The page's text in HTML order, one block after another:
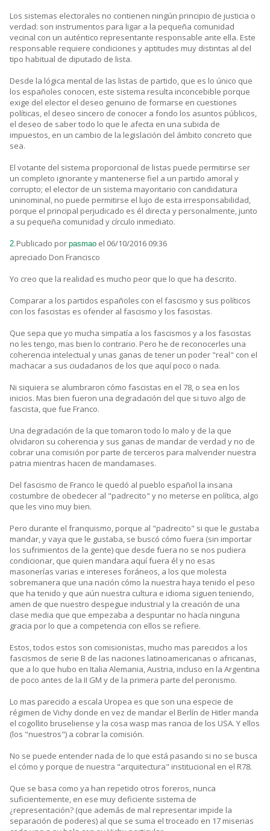
Los sistemas electorales no contienen ningún principio de justicia o
verdad: son instrumentos para ligar a la pequeña comunidad
vecinal con un auténtico representante responsable ante ella. Este
responsable requiere condiciones y aptitudes muy distintas al del
tipo habitual de diputado de lista.
Desde la lógica mental de las listas de partido, que es lo único que
los españoles conocen, este sistema resulta inconcebible porque
exige del elector el deseo genuino de formarse en cuestiones
políticas, el deseo sincero de conocer a fondo los asuntos públicos,
el deseo de saber todo lo que le afecta en una subida de
impuestos, en un cambio de la legislación del ámbito concreto que
sea.
El votante del sistema proporcional de listas puede permitirse ser
un completo ignorante y mantenerse fiel a un partido amoral y
corrupto; el elector de un sistema mayoritario con candidatura
uninominal, no puede permitirse el lujo de esta irresponsabilidad,
porque el principal perjudicado es él directa y personalmente, junto
a su pequeña comunidad y círculo inmediato.
2. Publicado por pasmao el 06/10/2016 09:36
apreciado Don Francisco
Yo creo que la realidad es mucho peor que lo que ha descrito.
Comparar a los partidos españoles con el fascismo y sus políticos
con los fascistas es ofender al fascismo y los fascistas.
Que sepa que yo mucha simpatía a los fascismos y a los fascistas
no les tengo, mas bien lo contrario. Pero he de reconocerles una
coherencia intelectual y unas ganas de tener un poder "real" con el
machacar a sus ciudadanos de los que aquí poco o nada.
Ni siquiera se alumbraron cómo fascistas en el 78, o sea en los
inicios. Mas bien fueron una degradación del que si tuvo algo de
fascista, que fue Franco.
Una degradación de la que tomaron todo lo malo y de la que
olvidaron su coherencia y sus ganas de mandar de verdad y no de
cobrar una comisión por parte de terceros para malvender nuestra
patria mientras hacen de mandamases.
Del fascismo de Franco le quedó al pueblo español la insana
costumbre de obedecer al "padrecito" y no meterse en política, algo
que les vino muy bien.
Pero durante el franquismo, porque al "padrecito" si que le gustaba
mandar, y vaya que le gustaba, se buscó cómo fuera (sin importar
los sufrimientos de la gente) que desde fuera no se nos pudiera
condicionar, que quien mandara aquí fuera él y no esas
masonerías varias e intereses foráneos, a los que molesta
sobremanera que una nación cómo la nuestra haya tenido el peso
que ha tenido y que aún nuestra cultura e idioma siguen teniendo,
amen de que nuestro despegue industrial y la creación de una
clase media que que empezaba a despuntar no hacía ninguna
gracia por lo que a competencia con ellos se refiere.
Estos, todos estos son comisionistas, mucho mas parecidos a los
fascismos de serie B de las naciones latinoamericanas o africanas,
que a lo que hubo en Italia Alemania, Austria, incluso en la Argentina
de poco antes de la II GM y de la primera parte del peronismo.
Lo mas parecido a escala Uropea es que son una especie de
régimen de Vichy donde en vez de mandar el Berlín de Hitler manda
el cogollito bruseliense y la cosa wasp mas rancia de los USA. Y ellos
(los "nuestros") a cobrar la comisión.
No se puede entender nada de lo que está pasando si no se busca
el cómo y porque de nuestra "arquitectura" institucional en el R78.
Que se basa como ya han repetido otros foreros, nunca
suficientemente, en ese muy deficiente sistema de
¿representación? (que además de mal representar impide la
separación de poderes) al que se suma el troceado en 17 miserias